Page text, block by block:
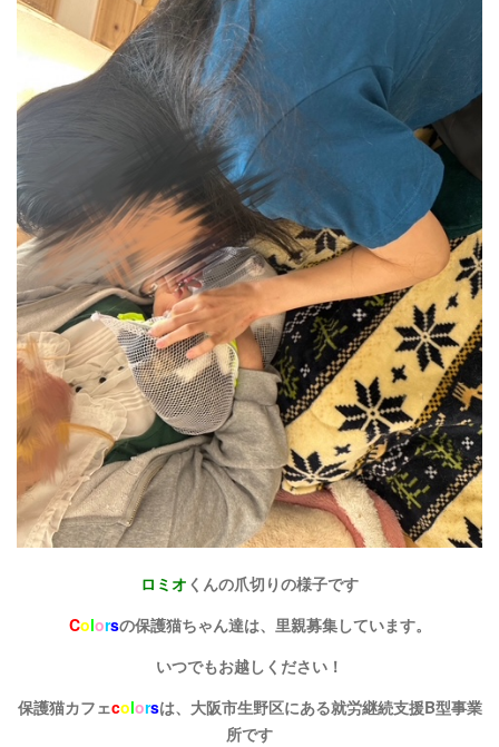
ロミオ くんの爪切りの様子です
Colorsの保護猫ちゃん達は、里親募集しています。
いつでもお越しください！
保護猫カフェcolorsは、大阪市生野区にある就労継続支援B型事業
所です